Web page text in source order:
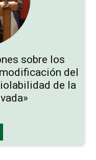
sobre los
del
de la